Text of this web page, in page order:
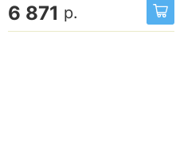
6 871 р.